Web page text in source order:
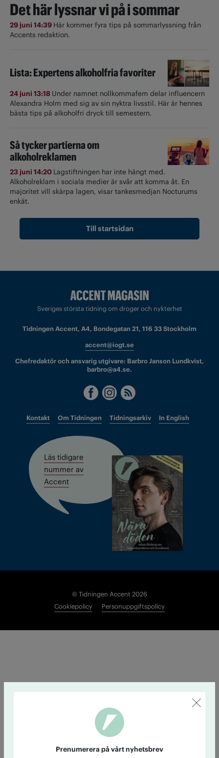
Det här lyssnar vi på i sommar
29 juni 14:39 Här kommer fyra tips på sommarlyssning från
Accents redaktion.
Lista: Expertens alkoholfria favoriter
24 juni 13:18 Under namnet nollkommafem delar influencern
Alexandra Holm med sig av sin nyktra livsstil. Här är hennes
bästa tips på alkoholfri dryck till semestern.
Så tycker partierna om
alkoholreklamen
23 juni 14:20 Lagstiftningen har inte hängt med.
Alkoholreklam i sociala medier är svår att komma åt. En
majoritet vill skärpa lagen, visar tankesmedjan Nocturums
enkät.
Till startsidan
Sveriges största tidning om droger och nykterhet
Tidningen Accent, A4, Bondegatan 21, 116 33 Stockholm
accent@iogt.se
Chefredaktör och ansvarig utgivare: Barbro Janson Lundkvist,
barbro@a4.se.
Kontakt Om Tidningen Tidningsarkiv In English
Läs tidigare
nummer av
Accent
© Tidningen Accent 2026
Cookiepolicy
Personuppgiftspolicy
Prenumerera på vårt nyhetsbrev